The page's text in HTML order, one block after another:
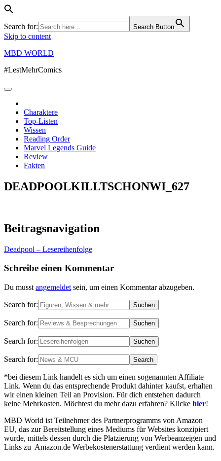
Search for: Search Button
Skip to content
MBD WORLD
#LestMehrComics
Charaktere
Top-Listen
Wissen
Reading Order
Marvel Legends Guide
Review
Fakten
DEADPOOLKILLTSCHONWI_627
Beitragsnavigation
Deadpool – Lesereihenfolge
Schreibe einen Kommentar
Du musst angemeldet sein, um einen Kommentar abzugeben.
Search for:
Search for:
Search for:
Search for:
*bei diesem Link handelt es sich um einen sogenannten Affiliate
Link. Wenn du das entsprechende Produkt dahinter kaufst, erhalten
wir einen kleinen Teil an Provision. Für dich entstehen dadurch
keine Mehrkosten. Möchtest du mehr dazu erfahren? Klicke hier!
MBD World ist Teilnehmer des Partnerprogramms von Amazon
EU, das zur Bereitstellung eines Mediums für Websites konzipiert
wurde, mittels dessen durch die Platzierung von Werbeanzeigen und
Links zu Amazon.de Werbekostenerstattung verdient werden kann.